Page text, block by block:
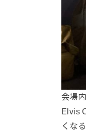
会場
Elvis
くな